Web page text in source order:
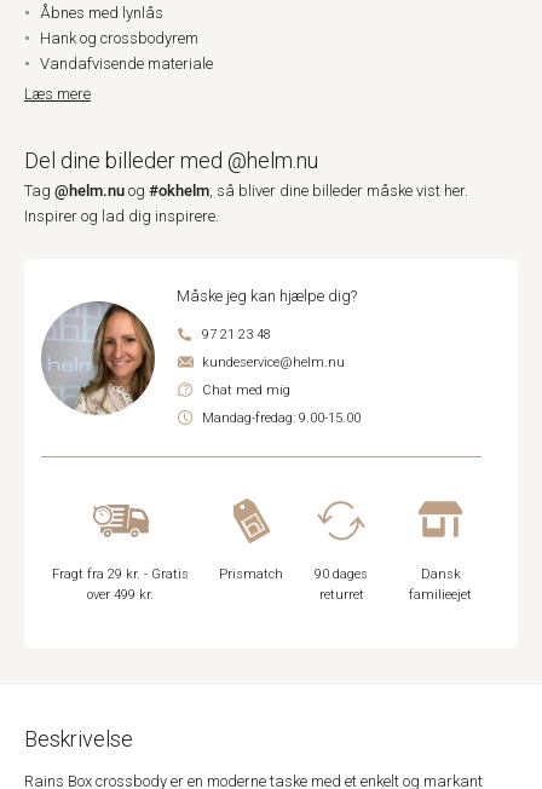
Åbnes med lynlås
Hank og crossbodyrem
Vandafvisende materiale
Læs mere
Del dine billeder med @helm.nu
Tag @helm.nu og #okhelm, så bliver dine billeder måske vist her.
Inspirer og lad dig inspirere.
Måske jeg kan hjælpe dig?
97 21 23 48
kundeservice@helm.nu
Chat med mig
Mandag-fredag: 9.00-15.00
Fragt fra 29 kr. - Gratis
over 499 kr.
Prismatch
90 dages
returret
Dansk
familieejet
Beskrivelse
Rains Box crossbody er en moderne taske med et enkelt og markant